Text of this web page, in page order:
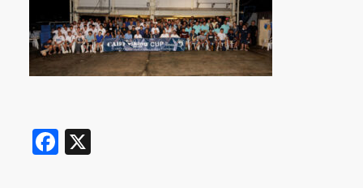
Facebook
X